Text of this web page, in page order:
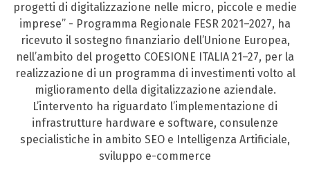
progetti di digitalizzazione nelle micro, piccole e medie
imprese” - Programma Regionale FESR 2021–2027, ha
ricevuto il sostegno finanziario dell’Unione Europea,
nell’ambito del progetto COESIONE ITALIA 21–27, per la
realizzazione di un programma di investimenti volto al
miglioramento della digitalizzazione aziendale.
L’intervento ha riguardato l’implementazione di
infrastrutture hardware e software, consulenze
specialistiche in ambito SEO e Intelligenza Artificiale,
sviluppo e-commerce